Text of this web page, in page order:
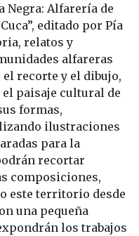
Negra: Alfarería de
editado por Pía
relatos y
alfareras
el recorte y el dibujo,
paisaje cultural de
formas,
ilustraciones
para la
recortar
composiciones,
este territorio desde
una pequeña
los trabajos